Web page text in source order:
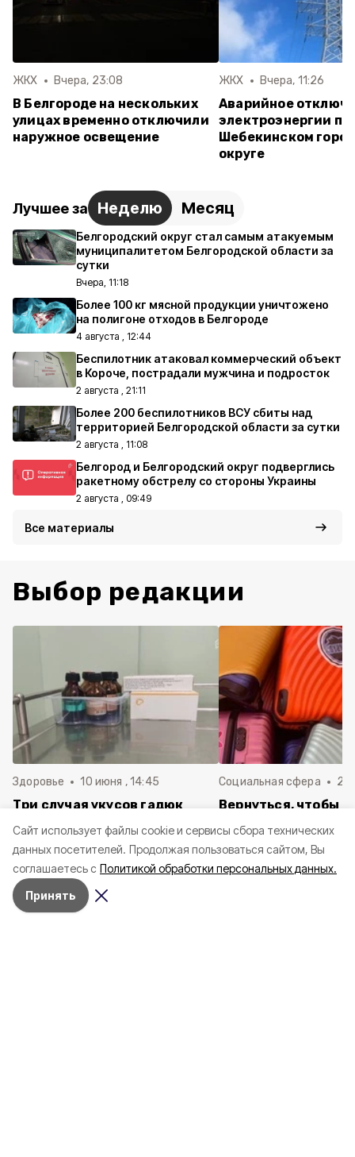
Cайт использует файлы cookie и сервисы сбора технических
данных посетителей. Продолжая пользоваться сайтом, Вы
соглашаетесь с Политикой обработки персональных данных.
Принять
ЖКХ Вчера, 23:08
В Белгороде на нескольких
улицах временно отключили
наружное освещение
ЖКХ Вчера, 11:26
Аварийное
электроэнергии
Шебекинском
округе
Лучшее за Неделю Месяц
Белгородский округ стал самым атакуемым
муниципалитетом Белгородской области за
сутки
Вчера, 11:18
Более 100 кг мясной продукции уничтожено
на полигоне отходов в Белгороде
4 августа , 12:44
Беспилотник атаковал коммерческий объект
в Короче, пострадали мужчина и подросток
2 августа , 21:11
Более 200 беспилотников ВСУ сбиты над
территорией Белгородской области за сутки
2 августа , 11:08
Белгород и Белгородский округ подверглись
ракетному обстрелу со стороны Украины
2 августа , 09:49
Все материалы
Выбор редакции
Здоровье 10 июня , 14:45
Три случая укусов гадюк
Белгородской области с
начала года
Социальная сфера 20
Вернуться, чтобы
в Белгородскую
пять лет